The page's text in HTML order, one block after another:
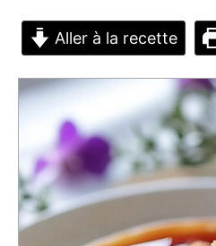
Aller à la recette